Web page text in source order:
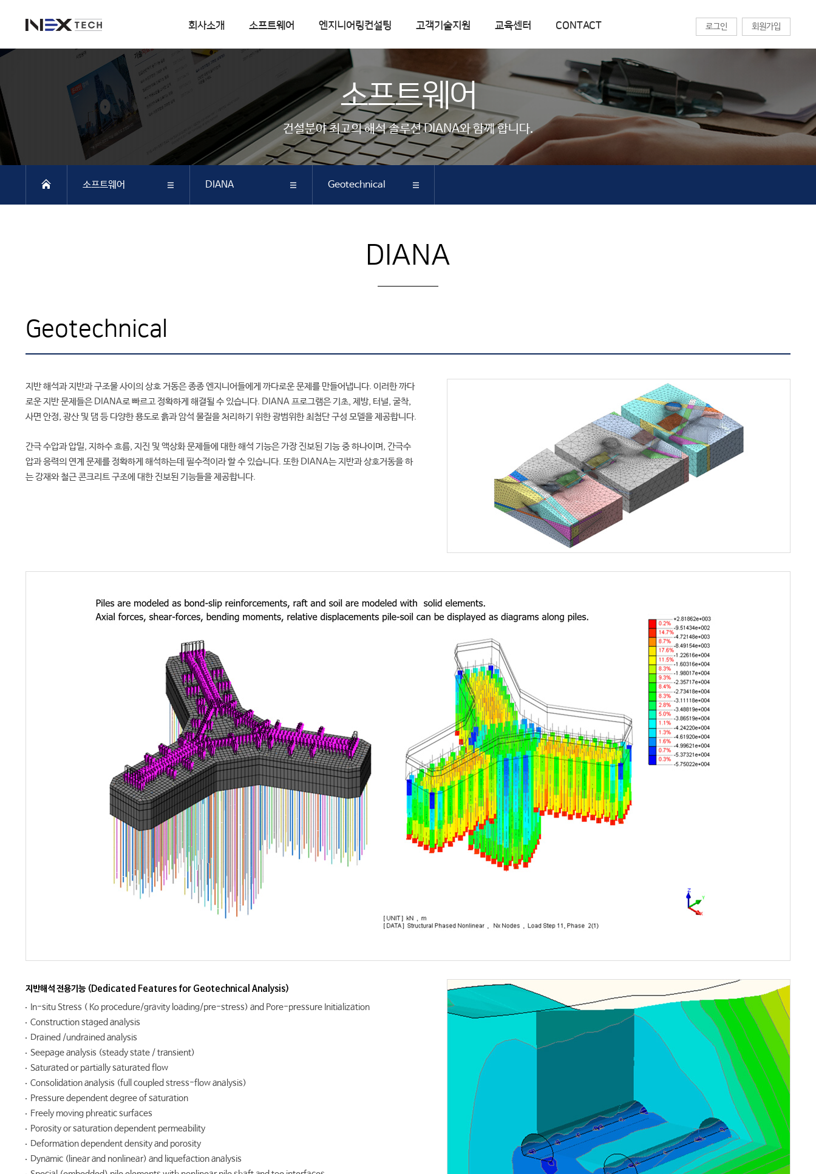
회사소개 소프트웨어 엔지니어링컨설팅 고객기술지원 교육센터 CONTACT 로그인 회원가입
회사소개
회사연혁
사업분야
엔지니어링 사업
소프트웨어 사업
특허 및 인증
소프트웨어
SOFiSTiK
ArCADiasoft
제품별 구매모듈소개
엔지니어링컨설팅
컨설팅실적
핵심기술
고객기술지원
FAQ
Q&A
기술자료실
기술자료
다운로드
교육센터
온라인 강의
기술칼럼
세미나목록
찾아오시는길
상담문의
소프트웨어
건설분야 최고의 해석 솔루션 DIANA와 함께 합니다.
소프트웨어
교육센터
CONTACT
DIANA Geotechnical
DAMS & DYKE
Engineering
Masonry &
Oil & Gas
Reinforced Concrete
Underground
Young Hardening
DIANA
Geotechnical
지반 해석과 지반과 구조물 사이의 상호 거동은 종종 엔지니어들에게 까다로운 문제를 만들어냅니다. 이러한 까다
로운 지반 문제들은 DIANA로 빠르고 정확하게 해결될 수 있습니다. DIANA 프로그램은 기초, 제방, 터널, 굴착,
사면 안정, 광산 및 댐 등 다양한 용도로 흙과 암석 물질을 처리하기 위한 광범위한 최첨단 구성 모델을 제공합니다.
간극 수압과 압밀, 지하수 흐름, 지진 및 액상화 문제들에 대한 해석 기능은 가장 진보된 기능 중 하나이며, 간극수
압과 응력의 연계 문제를 정확하게 해석하는데 필수적이라 할 수 있습니다. 또한 DIANA는 지반과 상호거동을 하
는 강재와 철근 콘크리트 구조에 대한 진보된 기능들을 제공합니다.
지반해석 전용기능 (Dedicated Features for Geotechnical Analysis)
In-situ Stress ( Ko procedure/gravity loading/pre-stress) and Pore-pressure Initialization
Construction staged analysis
Drained /undrained analysis
Seepage analysis (steady state / transient)
Saturated or partially saturated flow
Consolidation analysis (full coupled stress-flow analysis)
Pressure dependent degree of saturation
Freely moving phreatic surfaces
Porosity or saturation dependent permeability
Deformation dependent density and porosity
Dynamic (linear and nonlinear) and liquefaction analysis